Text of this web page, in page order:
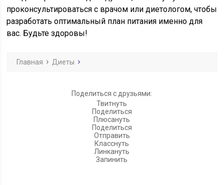
проконсультироваться с врачом или диетологом, чтобы
разработать оптимальный план питания именно для
вас. Будьте здоровы!
Главная Диеты
Поделиться с друзьями:
Твитнуть
Поделиться
Плюсануть
Поделиться
Отправить
Класснуть
Линкануть
Запинить